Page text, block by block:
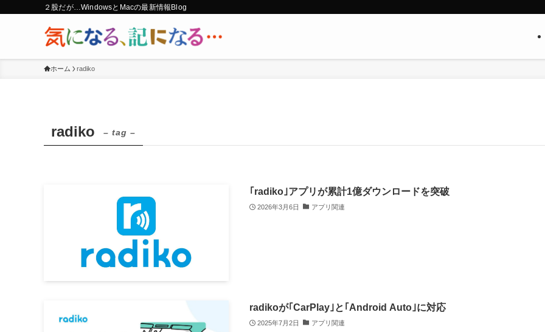
２股だが…WindowsとMacの最新情報Blog
ホーム radiko
radiko – tag –
｢radiko｣アプリが累計1億ダウンロードを突破
2026年3月6日 アプリ関連
radikoが｢CarPlay｣と｢Android Auto｣に対応
2025年7月2日 アプリ関連